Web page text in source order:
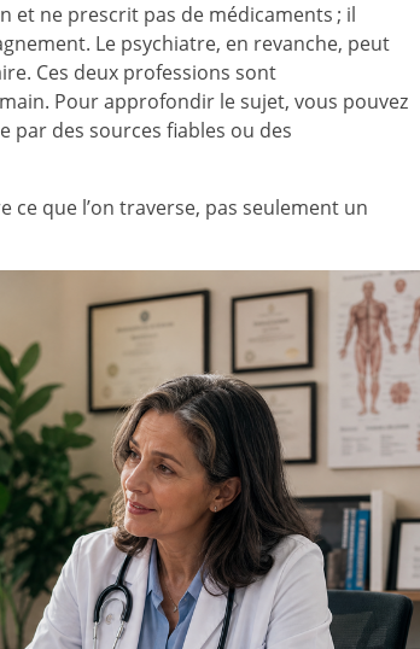
et ne prescrit pas de médicaments ; il
Le psychiatre, en revanche, peut
Ces deux professions sont
Pour approfondir le sujet, vous pouvez
par des sources fiables ou des
que l’on traverse, pas seulement un